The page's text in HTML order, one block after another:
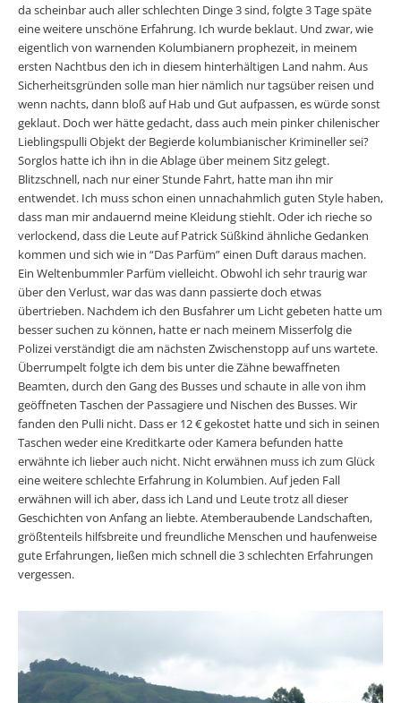
da scheinbar auch aller schlechten Dinge 3 sind, folgte 3 Tage späte
eine weitere unschöne Erfahrung. Ich wurde beklaut. Und zwar, wie
eigentlich von warnenden Kolumbianern prophezeit, in meinem
ersten Nachtbus den ich in diesem hinterhältigen Land nahm. Aus
Sicherheitsgründen solle man hier nämlich nur tagsüber reisen und
wenn nachts, dann bloß auf Hab und Gut aufpassen, es würde sonst
geklaut. Doch wer hätte gedacht, dass auch mein pinker chilenischer
Lieblingspulli Objekt der Begierde kolumbianischer Krimineller sei?
Sorglos hatte ich ihn in die Ablage über meinem Sitz gelegt.
Blitzschnell, nach nur einer Stunde Fahrt, hatte man ihn mir
entwendet. Ich muss schon einen unnachahmlich guten Style haben,
dass man mir andauernd meine Kleidung stiehlt. Oder ich rieche so
verlockend, dass die Leute auf Patrick Süßkind ähnliche Gedanken
kommen und sich wie in “Das Parfüm” einen Duft daraus machen.
Ein Weltenbummler Parfüm vielleicht. Obwohl ich sehr traurig war
über den Verlust, war das was dann passierte doch etwas
übertrieben. Nachdem ich den Busfahrer um Licht gebeten hatte um
besser suchen zu können, hatte er nach meinem Misserfolg die
Polizei verständigt die am nächsten Zwischenstopp auf uns wartete.
Überrumpelt folgte ich dem bis unter die Zähne bewaffneten
Beamten, durch den Gang des Busses und schaute in alle von ihm
geöffneten Taschen der Passagiere und Nischen des Busses. Wir
fanden den Pulli nicht. Dass er 12 € gekostet hatte und sich in seinen
Taschen weder eine Kreditkarte oder Kamera befunden hatte
erwähnte ich lieber auch nicht. Nicht erwähnen muss ich zum Glück
eine weitere schlechte Erfahrung in Kolumbien. Auf jeden Fall
erwähnen will ich aber, dass ich Land und Leute trotz all dieser
Geschichten von Anfang an liebte. Atemberaubende Landschaften,
größtenteils hilfsbreite und freundliche Menschen und haufenweise
gute Erfahrungen, ließen mich schnell die 3 schlechten Erfahrungen
vergessen.